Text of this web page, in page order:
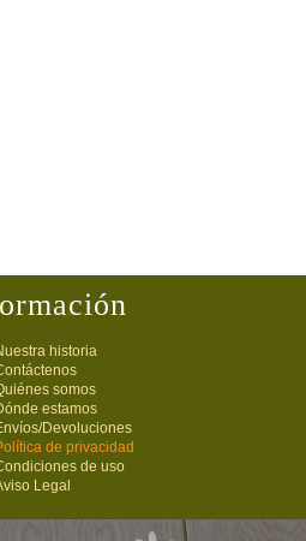
historia
somos
estamos
Devoluciones
de privacidad
de uso
Legal